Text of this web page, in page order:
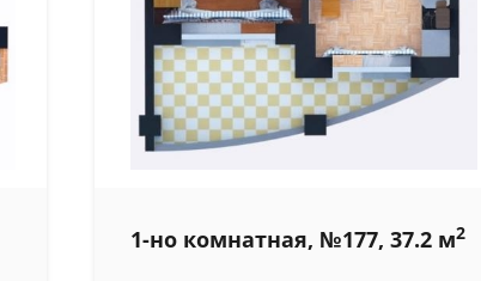
1-но комнатная, №177, 37.2 м2